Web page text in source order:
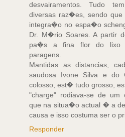
desvairamentos. Tudo
diversas raz�es, sendo
integra�o no espa�o
Dr. M�rio Soares. A partir
pa�s a fina flor do lixo
paragens.
Mantidas as distancias,
saudosa Ivone Silva e
colosso, est� tudo grosso,
"charge" rodiava-se de
que na situa�o actual � a
causa e isso costuma ser o
Responder